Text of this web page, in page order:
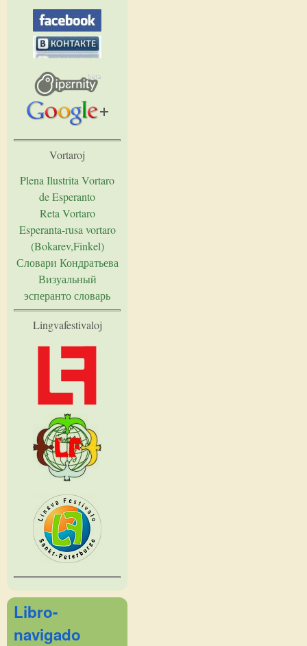
Vortaroj
Plena Ilustrita Vortaro
de Esperanto
Reta Vortaro
Esperanta-rusa vortaro
(Bokarev,Finkel)
Словари Кондратьева
Визуальный
эсперанто словарь
Lingvafestivaloj
Libro-
navigado